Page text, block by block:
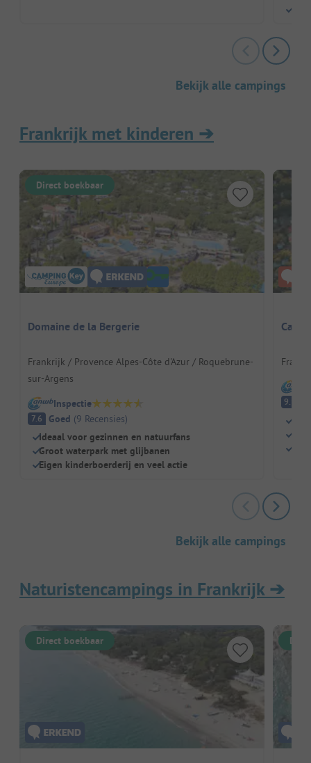
Bekijk alle campings
Frankrijk met kinderen ➔
Direct boekbaar
Domaine de la Bergerie
Frankrijk / Provence Alpes-Côte d'Azur / Roquebrune-
sur-Argens
Inspectie
7.6 Goed (9 Recensies)
Ideaal voor gezinnen en natuurfans
Groot waterpark met glijbanen
Eigen kinderboerderij en veel actie
9.1
Bekijk alle campings
Naturistencampings in Frankrijk➔
Direct boekbaar